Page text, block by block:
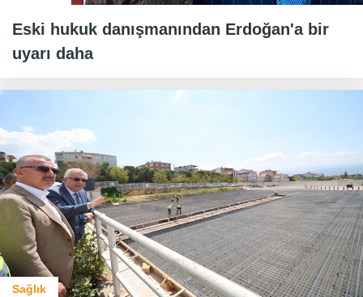
Eski hukuk danışmanından Erdoğan'a bir
uyarı daha
Sağlık